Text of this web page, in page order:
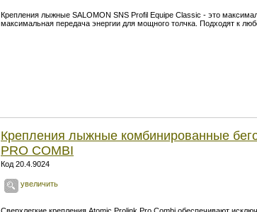
Крепления лыжные SALOMON SNS Profil Equipe Classic - это
максимальная передача энергии для мощного толчка. Подходят к
Крепления лыжные комбинированные
PRO COMBI
Код 20.4.9024
увеличить